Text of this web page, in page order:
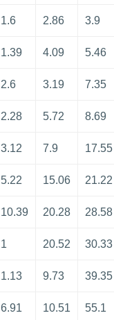
1.6 2.86 3.9
1.39 4.09 5.46
2.6 3.19 7.35
2.28 5.72 8.69
3.12 7.9 17.55
5.22 15.06 21.22
10.39 20.28 28.58
1 20.52 30.33
1.13 9.73 39.35
6.91 10.51 55.1